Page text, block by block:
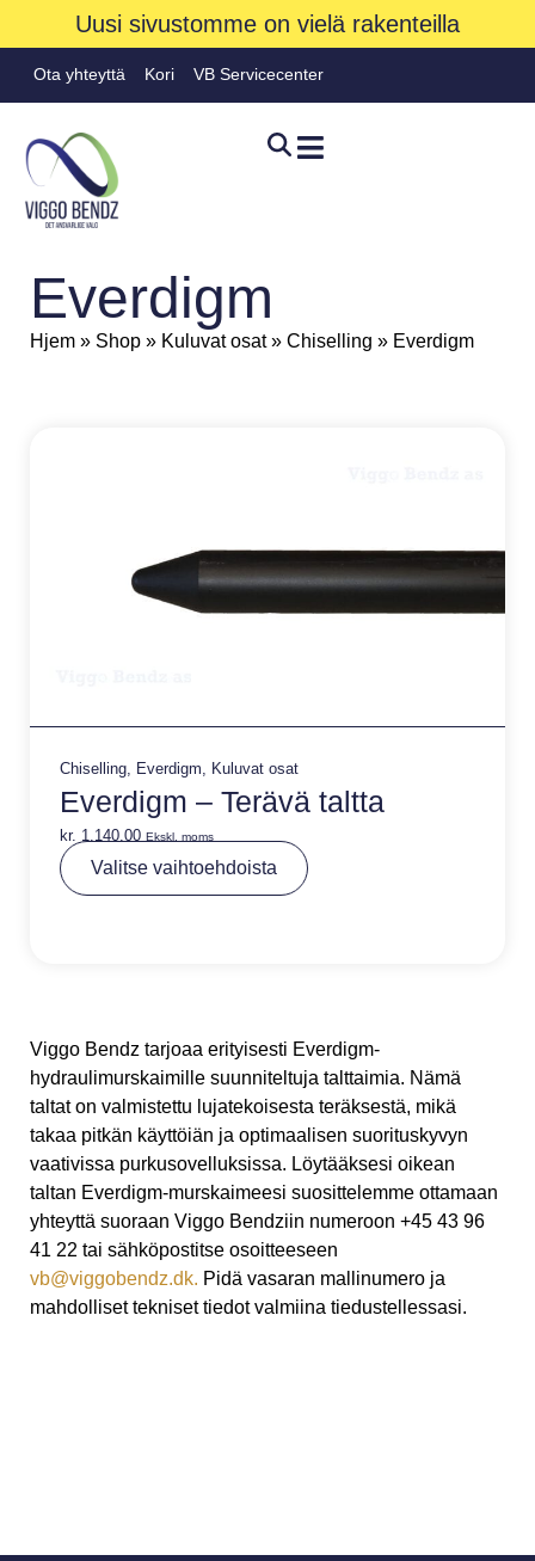
Uusi sivustomme on vielä rakenteilla
Ota yhteyttä Kori VB Servicecenter
Everdigm
Hjem » Shop » Kuluvat osat» Chiselling » Everdigm
Chiselling, Everdigm, Kuluvat osat
Everdigm – Terävä taltta
kr. 1.140,00 Ekskl. moms
Valitse vaihtoehdoista
Viggo Bendz tarjoaa erityisesti Everdigm-
hydraulimurskaimille suunniteltuja talttaimia. Nämä
taltat on valmistettu lujatekoisesta teräksestä, mikä
takaa pitkän käyttöiän ja optimaalisen suorituskyvyn
vaativissa purkusovelluksissa. Löytääksesi oikean
taltan Everdigm-murskaimeesi suosittelemme ottamaan
yhteyttä suoraan Viggo Bendziin numeroon +45 43 96
41 22 tai sähköpostitse osoitteeseen
vb@viggobendz.dk. Pidä vasaran mallinumero ja
mahdolliset tekniset tiedot valmiina tiedustellessasi.